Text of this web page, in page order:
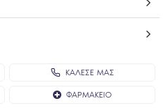
ΚΑΛΕΣΕ ΜΑΣ
ΦΑΡΜΑΚΕΊΟ